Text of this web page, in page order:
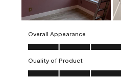
Overall Appearance
Overall Appearance, 5.0 out of 5
Quality of Product
Quality of Product, 5.0 out of 5